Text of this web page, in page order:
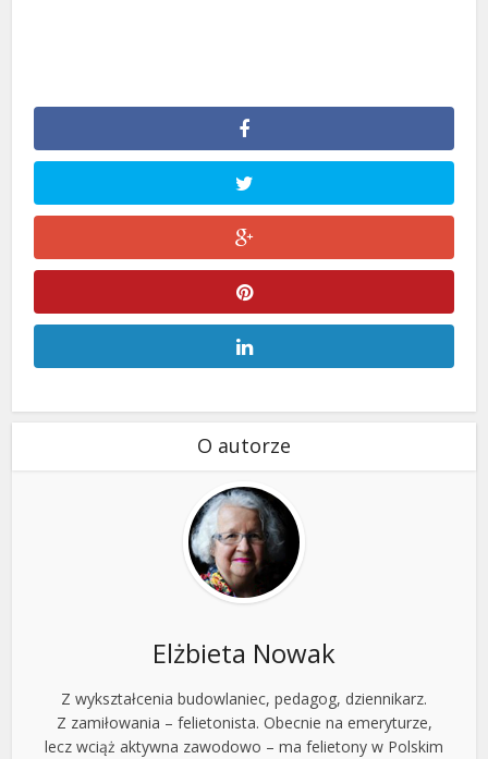
O autorze
Elżbieta Nowak
Z wykształcenia budowlaniec, pedagog, dziennikarz.
Z zamiłowania – felietonista. Obecnie na emeryturze,
lecz wciąż aktywna zawodowo – ma felietony w Polskim